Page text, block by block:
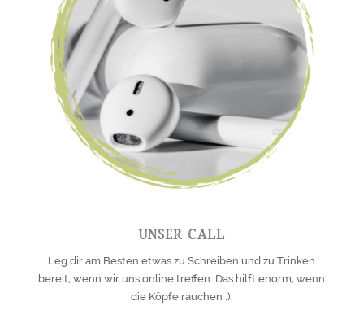
Unser Call
Leg dir am Besten etwas zu Schreiben und zu Trinken
bereit, wenn wir uns online treffen. Das hilft enorm, wenn
die Köpfe rauchen :).